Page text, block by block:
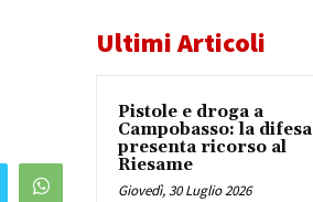
Ultimi Articoli
Pistole e droga a
Campobasso: la difesa
presenta ricorso al
Riesame
Giovedì, 30 Luglio 2026